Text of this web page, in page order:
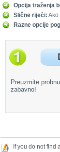
Opcija traženja
Slične riječi: Ako
Razne opcije
Preuzmite
zabavno!
If you do not find